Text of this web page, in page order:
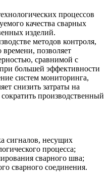
процессов
качества сварных
изделий.
методов контроля,
позволяет
сравнимой с
большей эффективности
систем мониторинга,
снизить затраты на
производственный
сигналов, несущих
процесса;
сварного шва;
сварного соединения.